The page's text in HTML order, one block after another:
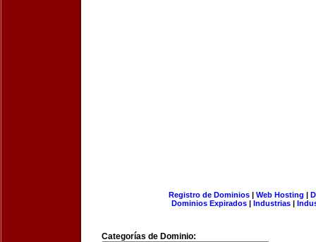
Registro de Dominios| Web Hosting |
Dominios Expirados | Industrias |
Categorías de Dominio: